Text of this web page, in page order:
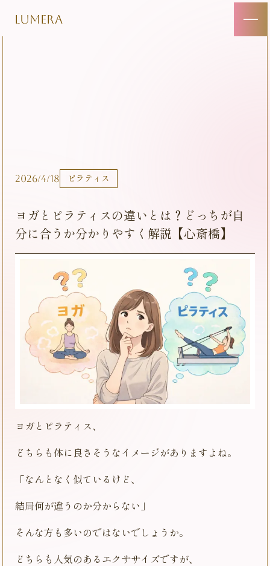
LUMERA
2026/4/18 ピラティス
ヨガとピラティスの違いとは？どっちが自
分に合うか分かりやすく解説【心斎橋】
ヨガとピラティス、
どちらも体に良さそうなイメージがありますよね。
「なんとなく似ているけど、
結局何が違うのか分からない」
そんな方も多いのではないでしょうか。
どちらも人気のあるエクササイズですが、